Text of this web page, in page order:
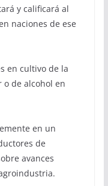
y calificará al
naciones de ese
en cultivo de la
o de alcohol en
en un
de
avances